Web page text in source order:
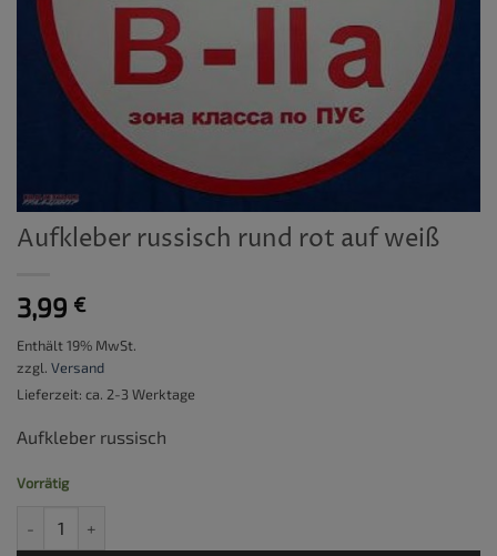
Aufkleber russisch rund rot auf weiß
3,99 €
Enthält 19% MwSt.
zzgl. Versand
Lieferzeit: ca. 2-3 Werktage
Aufkleber russisch
Vorrätig